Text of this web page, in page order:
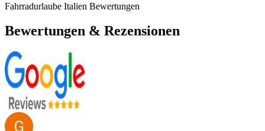
Fahrradurlaube Italien Bewertungen
Bewertungen & Rezensionen